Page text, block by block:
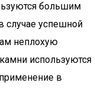
большим
случае успешной
неплохую
используются
в